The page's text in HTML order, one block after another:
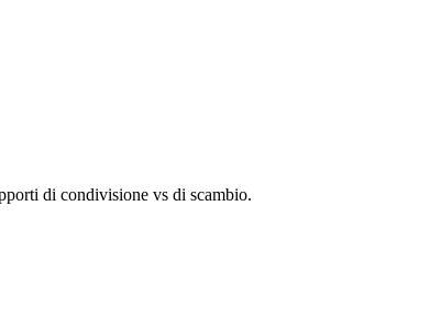
di condivisione vs di scambio.